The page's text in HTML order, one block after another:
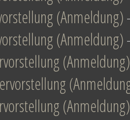
(Anmeldung)
(Anmeldung)
(Anmeldung)
(Anmeldung)